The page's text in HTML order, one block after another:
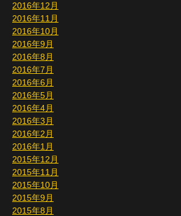
2016年12月
2016年11月
2016年10月
2016年9月
2016年8月
2016年7月
2016年6月
2016年5月
2016年4月
2016年3月
2016年2月
2016年1月
2015年12月
2015年11月
2015年10月
2015年9月
2015年8月